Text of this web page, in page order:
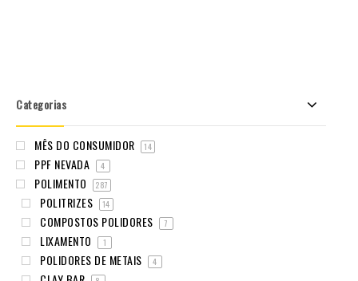
Categorias
MÊS DO CONSUMIDOR 14
PPF NEVADA 4
POLIMENTO 287
POLITRIZES 14
COMPOSTOS POLIDORES 7
LIXAMENTO 1
POLIDORES DE METAIS 4